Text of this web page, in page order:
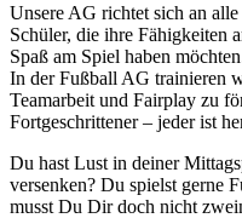
Unsere AG richtet sich an
Schüler, die ihre Fähigkeiten
Spaß am Spiel haben
In der Fußball AG trainieren
Teamarbeit und Fairplay zu
Fortgeschrittener – jeder ist
Du hast Lust in deiner
versenken? Du spielst gerne
musst Du Dir doch nicht